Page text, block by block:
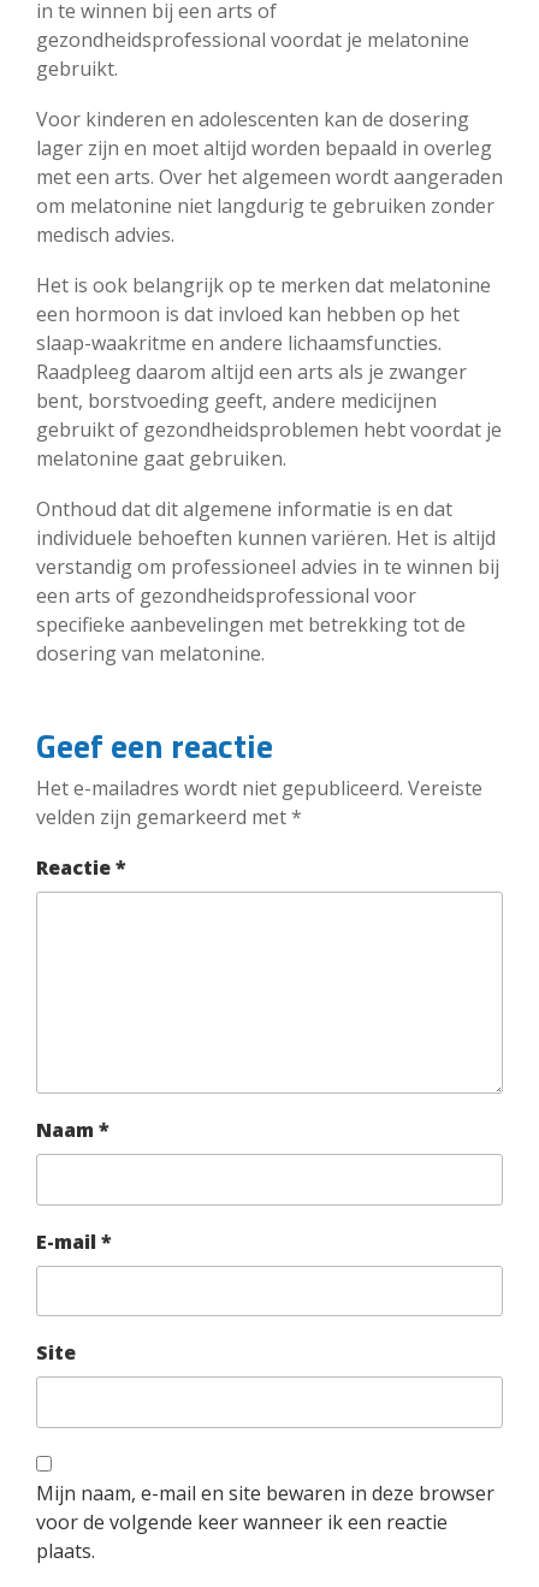
in te winnen bij een arts of
gezondheidsprofessional voordat je melatonine
gebruikt.
Voor kinderen en adolescenten kan de dosering
lager zijn en moet altijd worden bepaald in overleg
met een arts. Over het algemeen wordt aangeraden
om melatonine niet langdurig te gebruiken zonder
medisch advies.
Het is ook belangrijk op te merken dat melatonine
een hormoon is dat invloed kan hebben op het
slaap-waakritme en andere lichaamsfuncties.
Raadpleeg daarom altijd een arts als je zwanger
bent, borstvoeding geeft, andere medicijnen
gebruikt of gezondheidsproblemen hebt voordat je
melatonine gaat gebruiken.
Onthoud dat dit algemene informatie is en dat
individuele behoeften kunnen variëren. Het is altijd
verstandig om professioneel advies in te winnen bij
een arts of gezondheidsprofessional voor
specifieke aanbevelingen met betrekking tot de
dosering van melatonine.
Geef een reactie
Het e-mailadres wordt niet gepubliceerd. Vereiste
velden zijn gemarkeerd met*
Reactie*
Naam *
E-mail *
Site
Mijn naam, e-mail en site bewaren in deze browser
voor de volgende keer wanneer ik een reactie
plaats.